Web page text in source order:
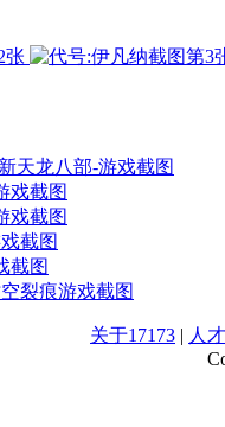
新天龙八部-游戏截图
戏截图
戏截图
截图
截图
裂痕游戏截图
关于17173 | 人